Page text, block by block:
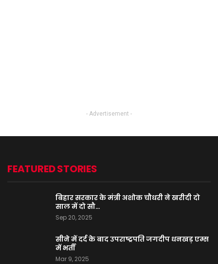
- Advertisement -
FEATURED STORIES
बिहार सरकार के मंत्री अशोक चौधरी ने खरीदी दो
साल में दो सौ…
Sep 20, 2025
सीने में दर्द के बाद उपराष्ट्रपति जगदीप धनखड़ एम्स
में भर्ती
Mar 9, 2025